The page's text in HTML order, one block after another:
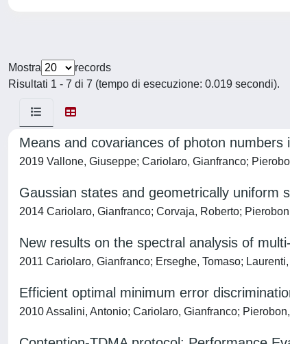
Mostra
records
Risultati 1 - 7 di 7 (tempo di esecuzione: 0.019 secondi).
Means and covariances of photon
2019 Vallone, Giuseppe; Cariolaro, Gianfranco;
Gaussian states and geometrically uniform
2014 Cariolaro, Gianfranco; Corvaja, Roberto;
New results on the spectral analysis of
2011 Cariolaro, Gianfranco; Erseghe, Tomaso;
Efficient optimal minimum error
2010 Assalini, Antonio; Cariolaro, Gianfranco;